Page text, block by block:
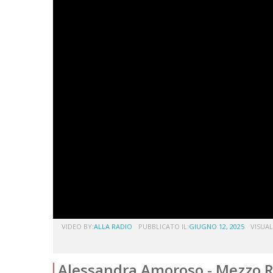
VIDEO BY:ALLA RADIO PUBBLICATO IL:GIUGNO 12, 2025